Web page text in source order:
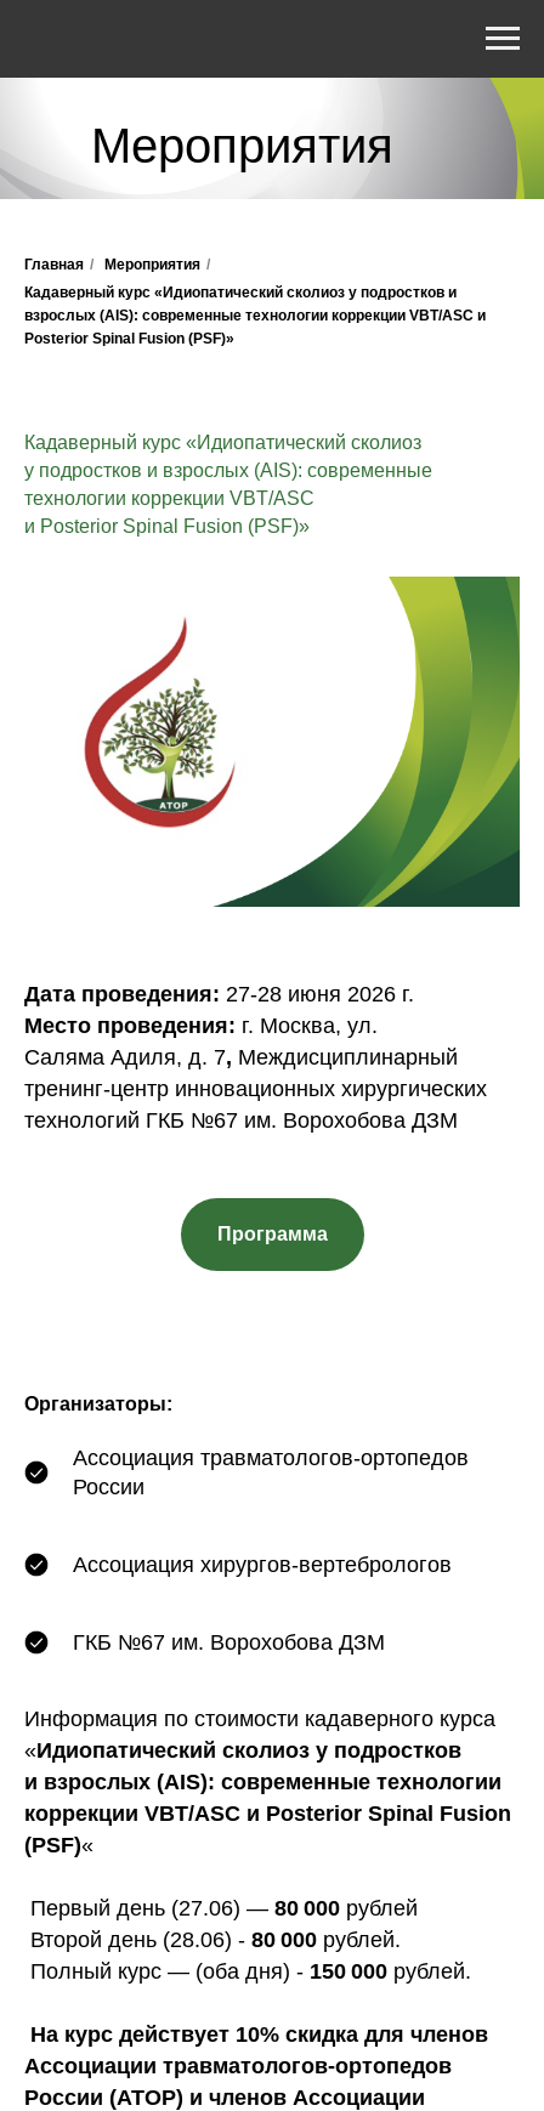
Мероприятия
Главная / Мероприятия /
Кадаверный курс «Идиопатический сколиоз у подростков и
взрослых (AIS): современные технологии коррекции VBT/ASC и
Posterior Spinal Fusion (PSF)»
Кадаверный курс «Идиопатический сколиоз
у подростков и взрослых (AIS): современные
технологии коррекции VBT/ASC
и Posterior Spinal Fusion (PSF)»
Дата проведения: 27-28 июня 2026 г.
Место проведения: г. Москва, ул.
Саляма Адиля, д. 7, Междисциплинарный
тренинг-центр инновационных хирургических
технологий ГКБ №67 им. Ворохобова ДЗМ
Программа
Организаторы:
Ассоциация травматологов-ортопедов
России
Ассоциация хирургов-вертебрологов
ГКБ №67 им. Ворохобова ДЗМ
Информация по стоимости кадаверного курса
«Идиопатический сколиоз у подростков
и взрослых (AIS): современные технологии
коррекции VBT/ASC и Posterior Spinal Fusion
(PSF)«
Первый день (27.06) — 80 000 рублей
Второй день (28.06) - 80 000 рублей.
Полный курс — (оба дня) - 150 000 рублей.
На курс действует 10% скидка для членов
Ассоциации травматологов-ортопедов
России (АТОР) и членов Ассоциации